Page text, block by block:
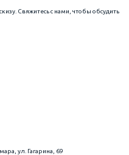
Свяжитесь с нами, чтобы обсудить
ул. Гагарина, 69